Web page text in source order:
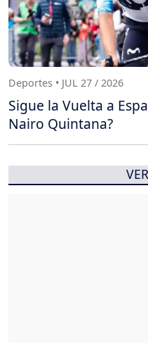
Deportes • JUL 27 / 2026
Sigue la Vuelta a
Nairo Quintana?